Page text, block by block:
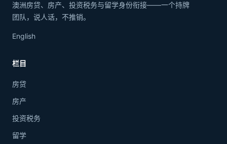
澳洲房贷、房产、投资税务与留学身份衔接——一个持牌
团队，说人话，不推销。
English
栏目
房贷
房产
投资税务
留学